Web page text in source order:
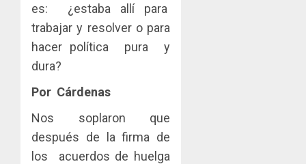
es: ¿estaba allí para
trabajar y resolver o para
hacer política pura y
dura?
Por Cárdenas
Nos soplaron que
después de la firma de
los acuerdos de huelga